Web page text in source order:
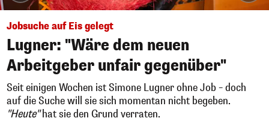
Jobsuche auf Eis gelegt
Lugner: "Wäre dem neuen
Arbeitgeber unfair gegenüber"
Seit einigen Wochen ist Simone Lugner ohne Job – doch
auf die Suche will sie sich momentan nicht begeben.
"Heute"hat sie den Grund verraten.